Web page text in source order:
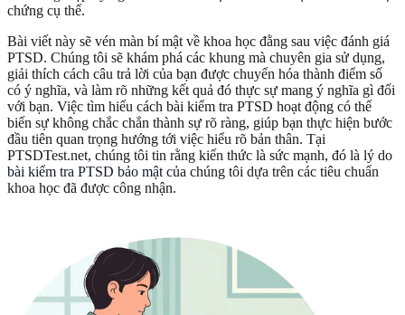
chứng cụ thể.
Bài viết này sẽ vén màn bí mật về khoa học đằng sau việc đánh giá
PTSD. Chúng tôi sẽ khám phá các khung mà chuyên gia sử dụng,
giải thích cách câu trả lời của bạn được chuyển hóa thành điểm số
có ý nghĩa, và làm rõ những kết quả đó thực sự mang ý nghĩa gì đối
với bạn. Việc tìm hiểu cách bài kiểm tra PTSD hoạt động có thể
biến sự không chắc chắn thành sự rõ ràng, giúp bạn thực hiện bước
đầu tiên quan trọng hướng tới việc hiểu rõ bản thân. Tại
PTSDTest.net, chúng tôi tin rằng kiến thức là sức mạnh, đó là lý do
bài kiểm tra PTSD bảo mật của chúng tôi dựa trên các tiêu chuẩn
khoa học đã được công nhận.